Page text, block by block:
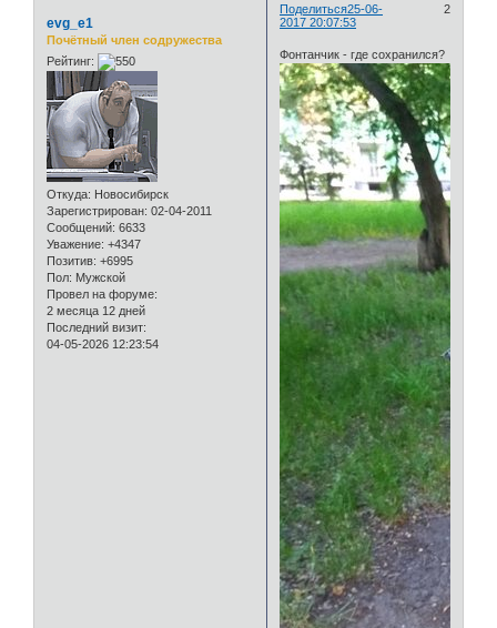
Поделиться 2
25-06-
2017 20:07:53
evg_e1
Почётный член содружества
Рейтинг:
Откуда: Новосибирск
Зарегистрирован: 02-04-2011
Сообщений: 6633
Уважение: +4347
Позитив: +6995
Пол: Мужской
Провел на форуме:
2 месяца 12 дней
Последний визит:
04-05-2026 12:23:54
Фонтанчик - где сохранился?